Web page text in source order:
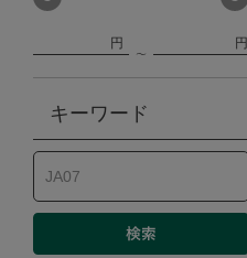
防災グッズ・非常食
トレーニング
ヴィンテージ
円 円
キーワード